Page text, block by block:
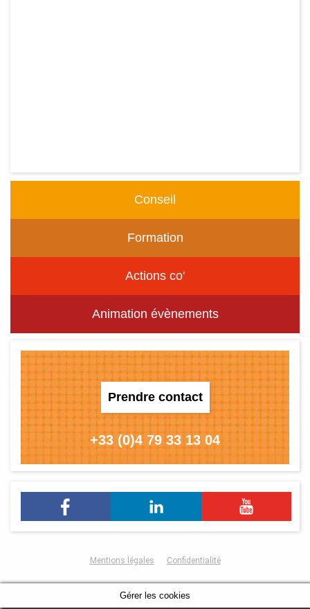
Conseil
Formation
Actions co'
Animation évènements
Prendre contact
+33 (0)4 79 33 13 04
Mentions légales Confidentialité
Gérer les cookies